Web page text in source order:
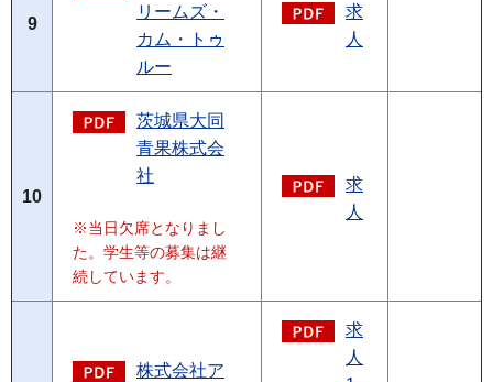
9
リームズ・
カム・トゥ
ルー
求
人
10
茨城県大同
青果株式会
社
※当日欠席となりまし
た。学生等の募集は継
続しています。
求
人
株式会社ア
求
人